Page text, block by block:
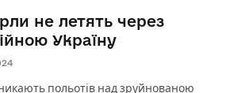
не летять через
Україну
польотів над зруйнованою